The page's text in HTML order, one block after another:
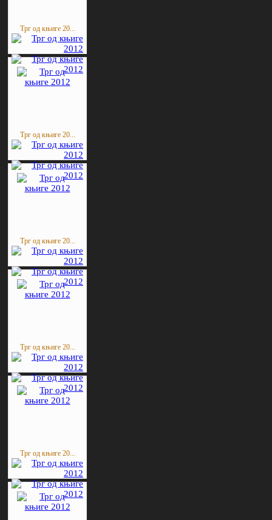
Трг од књиге 20...
Трг од књиге 20...
Трг од књиге 20...
Трг од књиге 20...
Трг од књиге 20...